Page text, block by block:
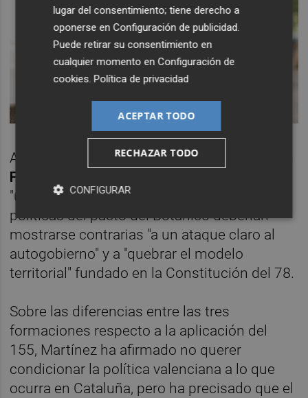
A diferencia de Muñoz, el senador de Podem
Ferran Martínez
"un momento crucial" y todas las fuerzas
políticas del pacto del Botánico deberían
mostrarse contrarias "a un ataque claro al
autogobierno" y a "quebrar el modelo
territorial" fundado en la Constitución del 78.
Sobre las diferencias entre las tres
formaciones respecto a la aplicación del
155, Martínez ha afirmado no querer
condicionar la política valenciana a lo que
ocurra en Cataluña, pero ha precisado que el
lugar del consentimiento; tiene derecho a
oponerse enConfiguración de publicidad
Puede retirar su consentimiento en
cualquier momento enConfiguración de
cookies .Política de privacidad
ACEPTAR TODO
RECHAZAR TODO
CONFIGURAR